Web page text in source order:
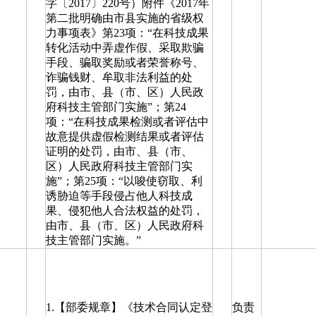
字〔2017〕220号）附件《2017年
第二批明确由市县实施的省级权
力事项表》第23项：“在科技成果
转化活动中弄虚作假、采取欺骗
手段、骗取奖励或者荣誉称号、
诈骗钱财、牟取非法利益的处
罚，由市、县（市、区）人民政
府科技主管部门实施”；第24
项：“在科技成果检测或者评估中
故意提供虚假检测结果或者评估
证明的处罚，由市、县（市、
区）人民政府科技主管部门实
施”；第25项：“以唆使窃取、利
诱胁迫等手段侵占他人科技成
果、侵犯他人合法权益的处罚，
由市、县（市、区）人民政府科
技主管部门实施。”
1.【部委规章】《技术合同认定登 负责